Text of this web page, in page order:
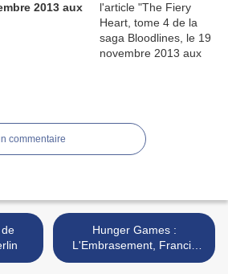
2013 aux
commentaire
Hunger Games :
L'Embrasement, Francis
Lawrence >